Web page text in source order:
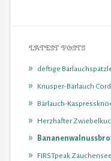
LATEST POSTS
deftige
Knusper-Bärlauch
Bärlauch-
Herzhafter
FIRSTpeak